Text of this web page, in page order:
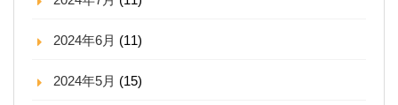
2024年6月 (11)
2024年5月 (15)